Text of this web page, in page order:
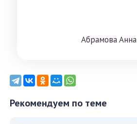
Aбрaмoвa Aннa
Рекомендуем по теме